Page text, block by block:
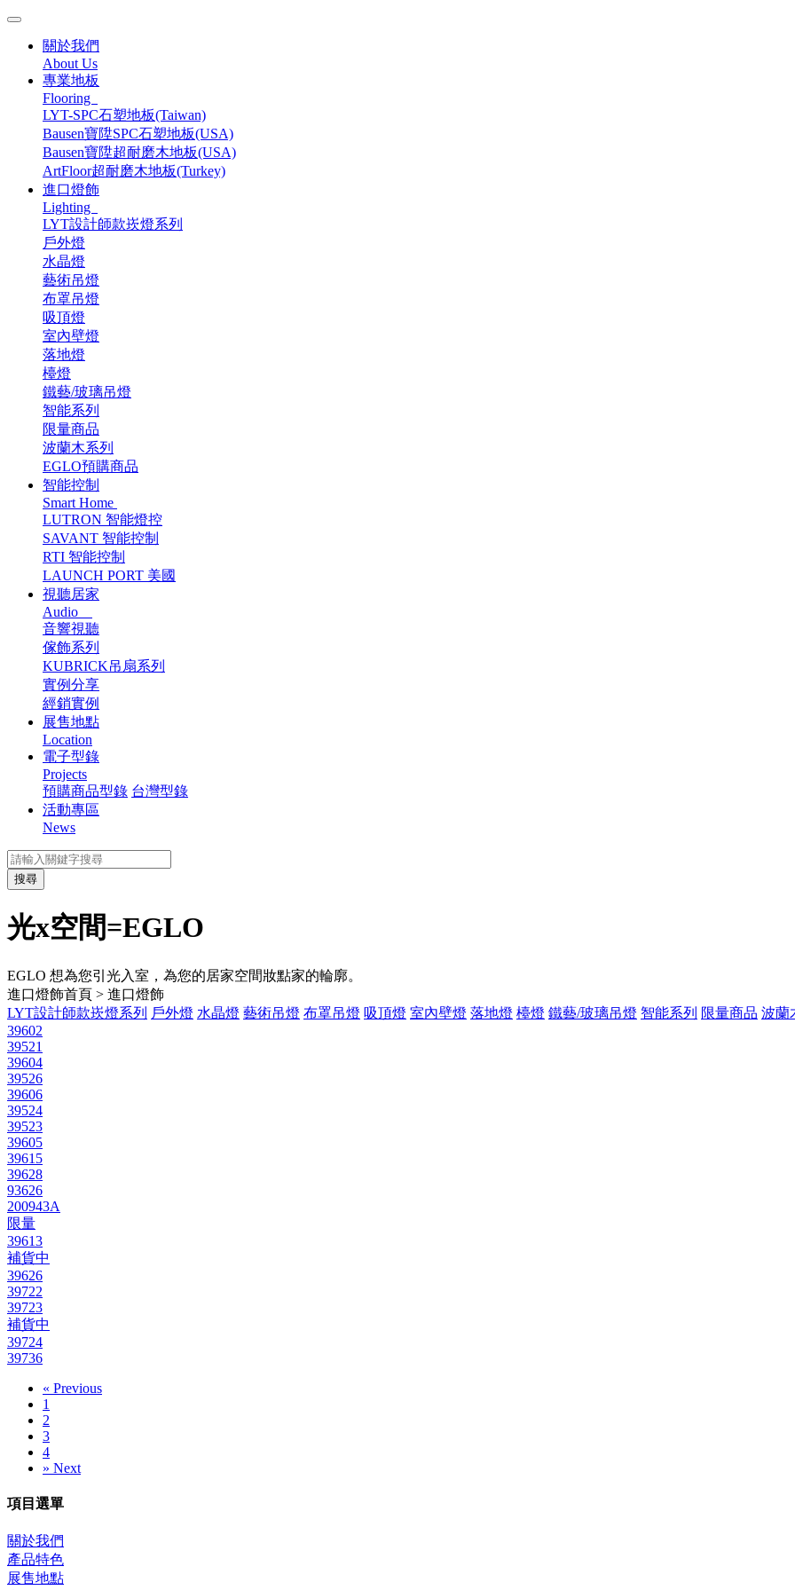
關於我們
About Us
專業地板
Flooring
LYT-SPC石塑地板(Taiwan)
Bausen寶陞SPC石塑地板(USA)
Bausen寶陞超耐磨木地板(USA)
ArtFloor超耐磨木地板(Turkey)
進口燈飾
Lighting
LYT設計師款崁燈系列
戶外燈
水晶燈
藝術吊燈
布罩吊燈
吸頂燈
室內壁燈
落地燈
檯燈
鐵藝/玻璃吊燈
智能系列
限量商品
波蘭木系列
EGLO預購商品
智能控制
Smart Home
LUTRON 智能燈控
SAVANT 智能控制
RTI 智能控制
LAUNCH PORT 美國
視聽居家
Audio
音響視聽
傢飾系列
KUBRICK吊扇系列
實例分享
經銷實例
展售地點
Location
電子型錄
Projects
預購商品型錄 台灣型錄
活動專區
News
搜尋
光x空間=EGLO
EGLO 想為您引光入室，為您的居家空間妝點家的輪廓。
進口燈飾首頁 > 進口燈飾
LYT設計師款崁燈系列 戶外燈 水晶燈 藝術吊燈 布罩吊燈 吸頂燈 室內壁燈 落地燈 檯燈 鐵藝/玻璃吊燈 智能系列 限量商品 波蘭
39602
39521
39604
39526
39606
39524
39523
39605
39615
39628
93626
200943A
限量
39613
補貨中
39626
39722
39723
補貨中
39724
39736
« Previous
1
2
3
4
» Next
項目選單
關於我們
產品特色
展售地點